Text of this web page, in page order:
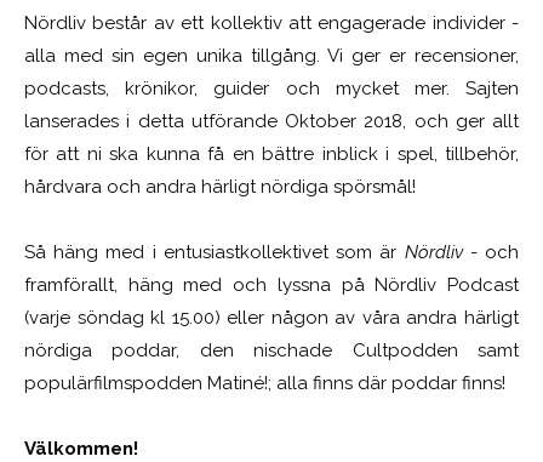
Nördliv består av ett kollektiv att engagerade individer -
alla med sin egen unika tillgång. Vi ger er recensioner,
podcasts, krönikor, guider och mycket mer. Sajten
lanserades i detta utförande Oktober 2018, och ger allt
för att ni ska kunna få en bättre inblick i spel, tillbehör,
hårdvara och andra härligt nördiga spörsmål!
Så häng med i entusiastkollektivet som är Nördliv- och
framförallt, häng med och lyssna på Nördliv Podcast
(varje söndag kl 15.00) eller någon av våra andra härligt
nördiga poddar, den nischade Cultpodden samt
populärfilmspodden Matiné!; alla finns där poddar finns!
Välkommen!